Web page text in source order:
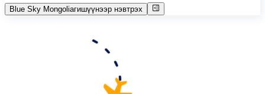
Blue Sky Mongoliaгишүүнээр нэвтрэх